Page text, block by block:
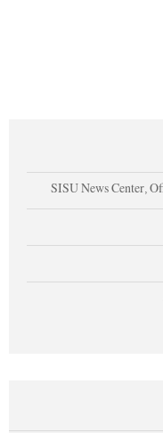
SISU News Center,